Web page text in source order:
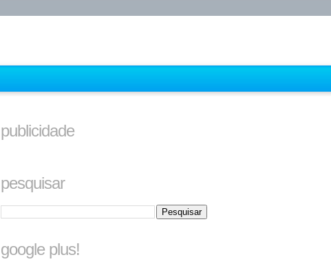
publicidade
pesquisar
google plus!